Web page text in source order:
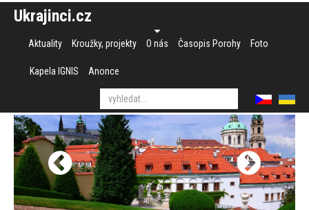
Ukrajinci.cz
Aktuality Kroužky, projekty O nás Časopis Porohy Foto
Kapela IGNIS Anonce